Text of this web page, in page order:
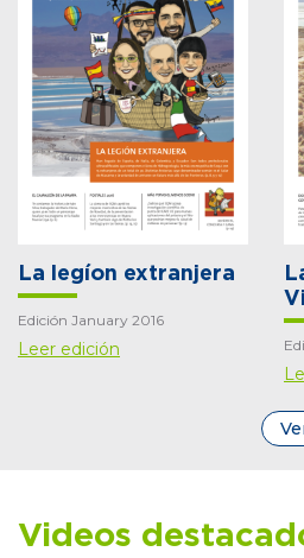
La legíon extranjera
Edición January 2016
Leer edición
Videos